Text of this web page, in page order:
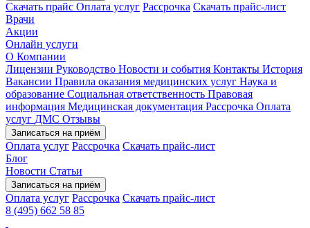
Скачать прайс Оплата услуг Рассрочка Скачать прайс-лист
Врачи
Акции
Онлайн услуги
О Компании
Лицензии Руководство Новости и события Контакты История
Вакансии Правила оказания медицинских услуг Наука и
образование Социальная ответственность Правовая
информация Медицинская документация Рассрочка Оплата
услуг ДМС Отзывы
Записаться на приём
Оплата услуг Рассрочка Скачать прайс-лист
Блог
Новости Статьи
Записаться на приём
Оплата услуг Рассрочка Скачать прайс-лист
8 (495) 662 58 85